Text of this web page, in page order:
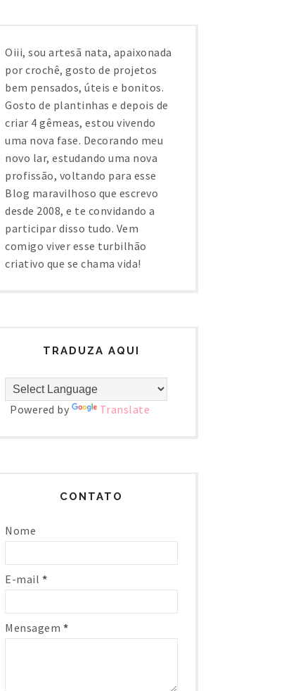
Oiii, sou artesã nata, apaixonada
por crochê, gosto de projetos
bem pensados, úteis e bonitos.
Gosto de plantinhas e depois de
criar 4 gêmeas, estou vivendo
uma nova fase. Decorando meu
novo lar, estudando uma nova
profissão, voltando para esse
Blog maravilhoso que escrevo
desde 2008, e te convidando a
participar disso tudo. Vem
comigo viver esse turbilhão
criativo que se chama vida!
TRADUZA AQUI
Powered by Translate
CONTATO
Nome
E-mail *
Mensagem *